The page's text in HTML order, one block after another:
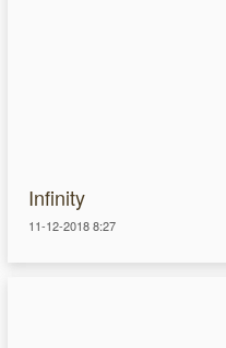
Infinity
11-12-2018 8:27